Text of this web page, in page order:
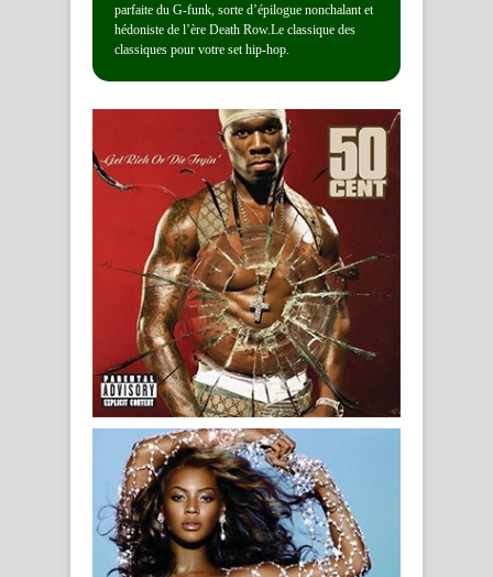
parfaite du G-funk, sorte d’épilogue nonchalant et
hédoniste de l’ère Death Row.Le classique des
classiques pour votre set hip-hop.